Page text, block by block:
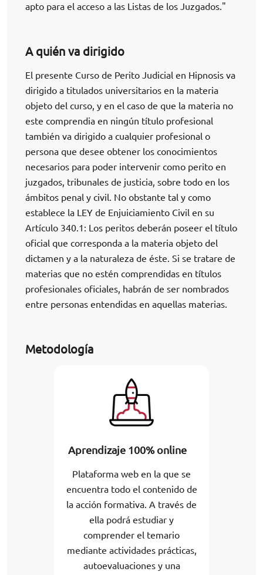
apto para el acceso a las Listas de los Juzgados."
A quién va dirigido
El presente Curso de Perito Judicial en Hipnosis va
dirigido a titulados universitarios en la materia
objeto del curso, y en el caso de que la materia no
este comprendia en ningún título profesional
también va dirigido a cualquier profesional o
persona que desee obtener los conocimientos
necesarios para poder intervenir como perito en
juzgados, tribunales de justicia, sobre todo en los
ámbitos penal y civil. No obstante tal y como
establece la LEY de Enjuiciamiento Civil en su
Artículo 340.1: Los peritos deberán poseer el título
oficial que corresponda a la materia objeto del
dictamen y a la naturaleza de éste. Si se tratare de
materias que no estén comprendidas en títulos
profesionales oficiales, habrán de ser nombrados
entre personas entendidas en aquellas materias.
Metodología
Aprendizaje 100% online
Plataforma web en la que se
encuentra todo el contenido de
la acción formativa. A través de
ella podrá estudiar y
comprender el temario
mediante actividades prácticas,
autoevaluaciones y una